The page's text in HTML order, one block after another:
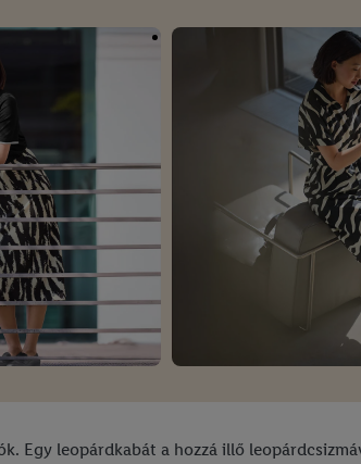
Egy leopárdkabát a hozzá illő